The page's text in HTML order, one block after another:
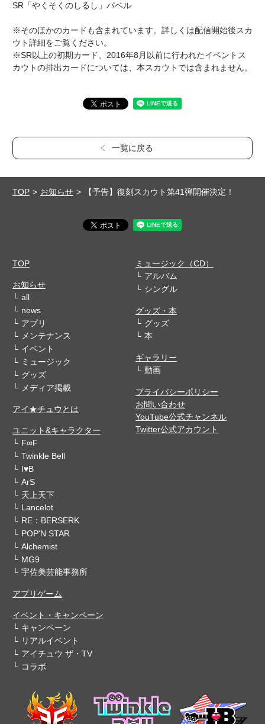
SR「やくそくのしるし」バベル
※そのほかのカードも含まれています。詳しくは配信開始後スカ
ウト詳細をご覧ください。
※SR以上の初期カード、2016年8月以前に行われたイベントス
カウトの排出カードについては、本スカウトでは含まれません。
一覧に戻る
TOP お知らせ 【予告】復刻スカウト第41弾開催決定！
TOP
お知らせ
all
news
アプリ
メンテナンス
イベント
ミュージック
グッズ
メディア掲載
アイ★チュウとは
ユニット&キャラクター
F∞F
Twinkle Bell
I♥B
ArS
天上天下
Lancelot
RE：BERSERK
POP'N STAR
Alchemist
MG9
宇佐美芸能事務所
アプリゲーム
イベント・キャンペーン
キャンペーン
リアルイベント
アイチュウ ザ・TV
コラボ
ミュージック（CD）
アルバム
シングル
グッズ・本
グッズ
本
ギャラリー
動画
プライバシーポリシー
お問い合わせ
YouTube公式チャンネル
Twitter公式アカウント